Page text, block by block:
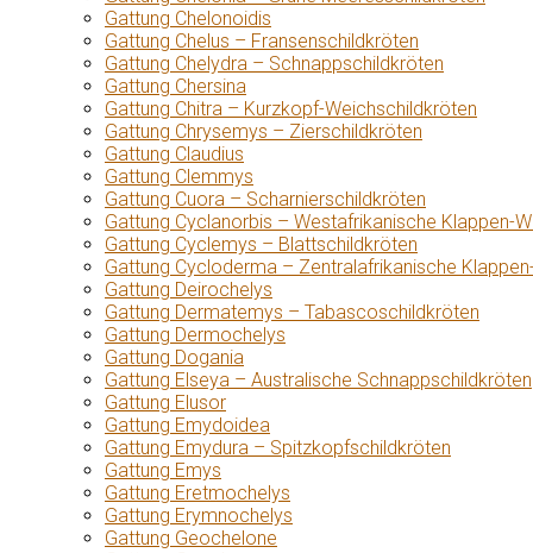
Gattung Chelonoidis
Gattung Chelus – Fransenschildkröten
Gattung Chelydra – Schnappschildkröten
Gattung Chersina
Gattung Chitra – Kurzkopf-Weichschildkröten
Gattung Chrysemys – Zierschildkröten
Gattung Claudius
Gattung Clemmys
Gattung Cuora – Scharnierschildkröten
Gattung Cyclanorbis – Westafrikanische Klappen-
Gattung Cyclemys – Blattschildkröten
Gattung Cycloderma – Zentralafrikanische
Gattung Deirochelys
Gattung Dermatemys – Tabascoschildkröten
Gattung Dermochelys
Gattung Dogania
Gattung Elseya – Australische Schnappschildkröten
Gattung Elusor
Gattung Emydoidea
Gattung Emydura – Spitzkopfschildkröten
Gattung Emys
Gattung Eretmochelys
Gattung Erymnochelys
Gattung Geochelone